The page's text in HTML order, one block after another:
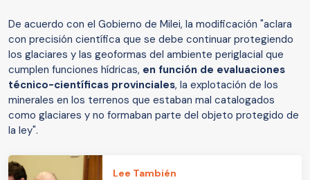
De acuerdo con el Gobierno de Milei, la modificación "aclara
con precisión científica que se debe continuar protegiendo
los glaciares y las geoformas del ambiente periglacial que
cumplen funciones hídricas, en función de evaluaciones
técnico-científicas provinciales, la explotación de los
minerales en los terrenos que estaban mal catalogados
como glaciares y no formaban parte del objeto protegido de
la ley".
Lee También